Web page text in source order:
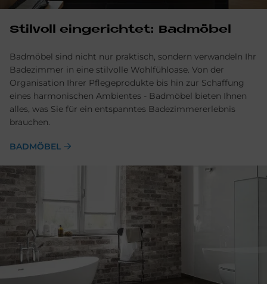
Stil­voll ein­ge­rich­tet: Bad­mö­bel
Badmöbel sind nicht nur praktisch, sondern verwandeln Ihr
Badezimmer in eine stilvolle Wohlfühloase. Von der
Organisation Ihrer Pflege­produkte bis hin zur Schaffung
eines harmonischen Ambientes - Bad­möbel bieten Ihnen
alles, was Sie für ein ent­spanntes Badezimmer­erlebnis
brauchen.
BADMÖBEL